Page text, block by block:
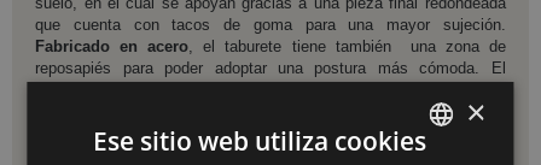
que cuenta con tacos de goma para una mayor sujeción.
Fabricado en acero , el taburete tiene también una zona de
reposapiés para poder adoptar una postura más cómoda. El
que recuerda a los agujeros que hay en la parte del asiento de la
silla. El taburete estádisponible en cuatro colores: blanco,
negro, amarillo y azul.
×
Ese sitio web utiliza cookies